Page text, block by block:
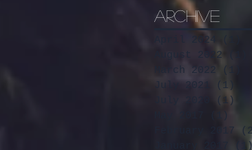
Archive
April 2024
August 2022
March 2022
(1)
July 2021
(1)
(1)